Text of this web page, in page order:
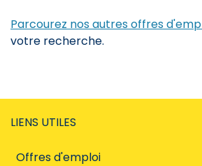
Parcourez nos autres offres
votre recherche.
LIENS UTILES
Offres d'emploi